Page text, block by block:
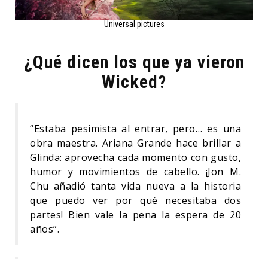
Universal pictures
¿Qué dicen los que ya vieron
Wicked?
“Estaba pesimista al entrar, pero… es una
obra maestra. Ariana Grande hace brillar a
Glinda: aprovecha cada momento con gusto,
humor y movimientos de cabello. ¡Jon M.
Chu añadió tanta vida nueva a la historia
que puedo ver por qué necesitaba dos
partes! Bien vale la pena la espera de 20
años”.